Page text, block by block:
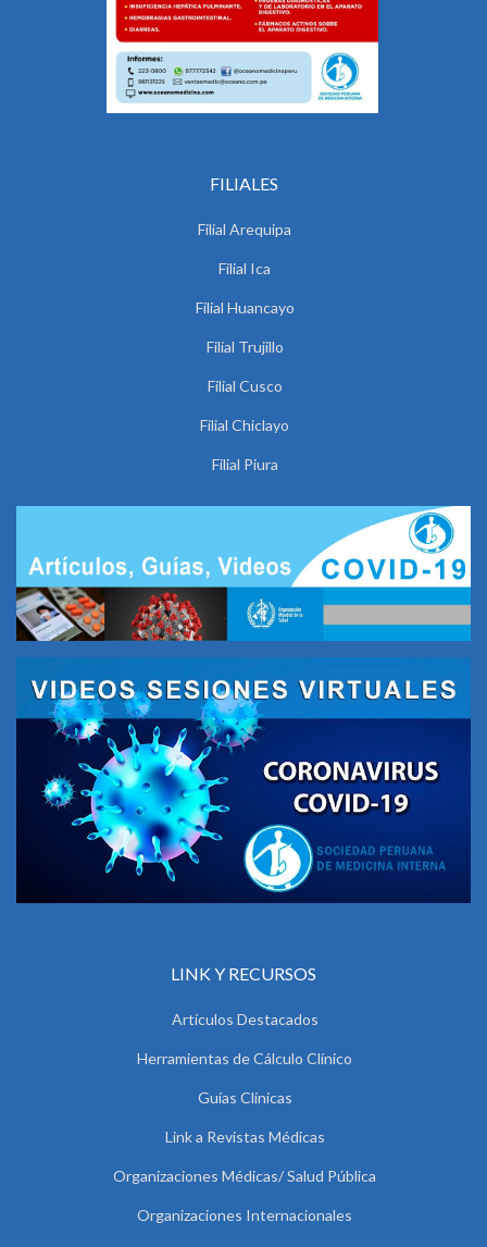
FILIALES
Filial Arequipa
Filial Ica
Filial Huancayo
Filial Trujillo
Filial Cusco
Filial Chiclayo
Filial Piura
LINK Y RECURSOS
Artículos Destacados
Herramientas de Cálculo Clínico
Guías Clínicas
Link a Revistas Médicas
Organizaciones Médicas/ Salud Pública
Organizaciones Internacionales